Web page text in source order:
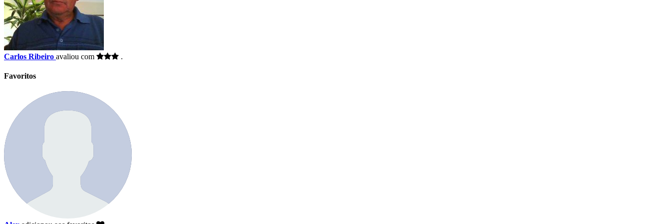
Carlos Ribeiro avaliou com .
Favoritos